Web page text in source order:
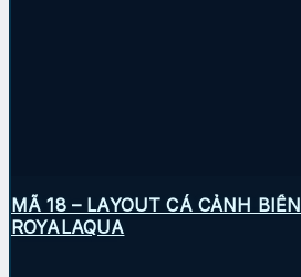
MÃ 18 – LAYOUT CÁ CẢNH
ROYALAQUA